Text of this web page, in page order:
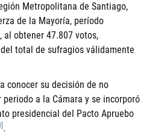
Metropolitana de Santiago,
de la Mayoría, período
al obtener 47.807 votos,
total de sufragios válidamente
conocer su decisión de no
a la Cámara y se incorporó
presidencial del Pacto Apruebo
.